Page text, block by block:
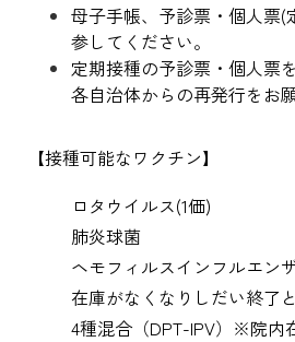
母子手帳、予診票・個人票(
参してください。
定期接種の予診票・個人票
各自治体からの再発行をお
【接種可能なワクチン】
ロタウイルス(1価)
肺炎球菌
ヘモフィルスインフルエン
在庫がなくなりしだい終了
4種混合（DPT-IPV）※院内